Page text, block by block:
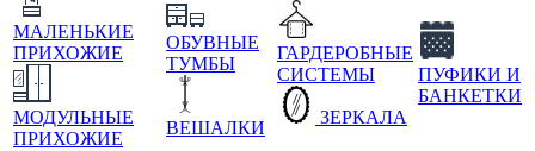
МАЛЕНЬКИЕ
ПРИХОЖИЕ
МОДУЛЬНЫЕ
ПРИХОЖИЕ
ОБУВНЫЕ
ТУМБЫ
ВЕШАЛКИ
ГАРДЕРОБНЫЕ
СИСТЕМЫ
ЗЕРКАЛА
ПУФИКИ И
БАНКЕТКИ